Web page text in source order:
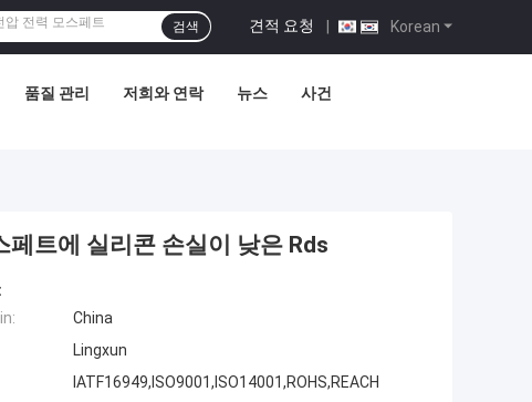
Korean
견적 요청 |
검색
품질 관리 저희와 연락 뉴스 사건
트에 실리콘 손실이 낮은 Rds
China
Lingxun
IATF16949,ISO9001,ISO14001,ROHS,REACH